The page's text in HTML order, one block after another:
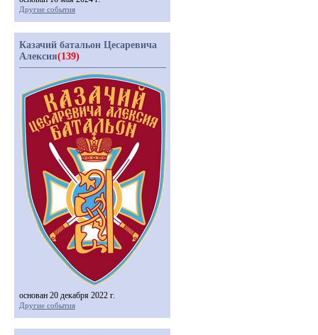
Другие события
Казачий батальон Цесаревича
Алексия(139)
основан 20 декабря 2022 г.
Другие события